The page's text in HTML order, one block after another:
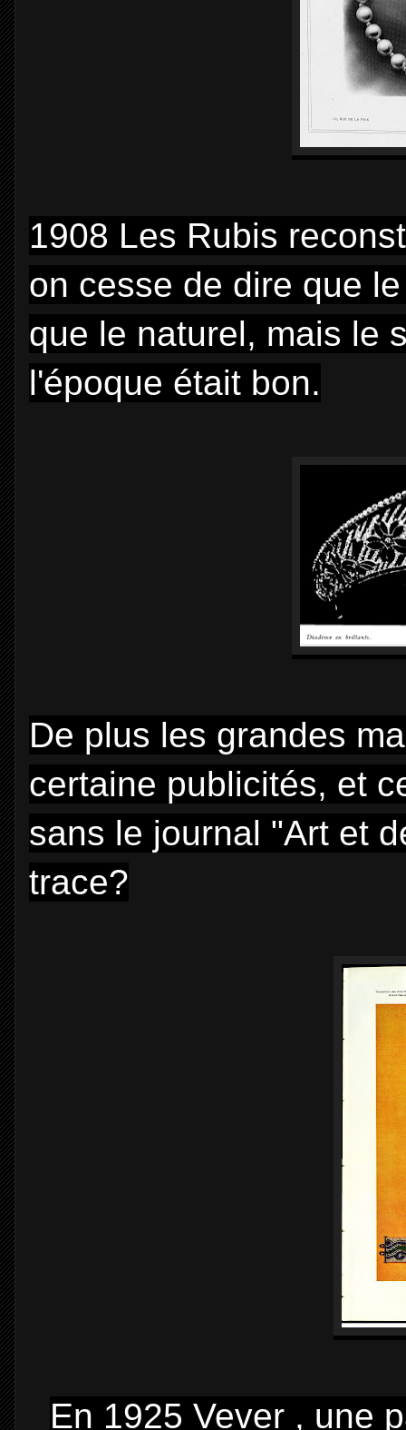
1908 Les Rubis
on cesse de dire que
que le naturel, mais le
l'époque était bon.
De plus les grandes
certaine publicités, et
sans le journal "Art et
trace?
En 1925 Vever , une